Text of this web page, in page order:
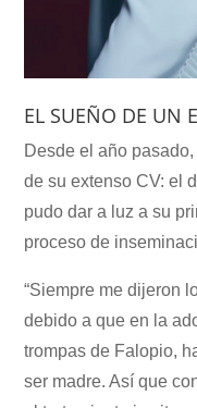
EL SUEÑO DE UN
Desde el año
de su extenso CV: el
pudo dar a luz a su
proceso de
“Siempre me dijeron
debido a que en la
trompas de Falopio,
ser madre. Así que